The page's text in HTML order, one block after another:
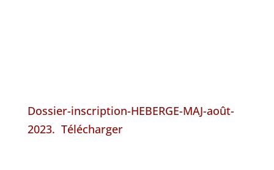
Dossier-inscription-HEBERGE-MAJ-août-
2023. Télécharger